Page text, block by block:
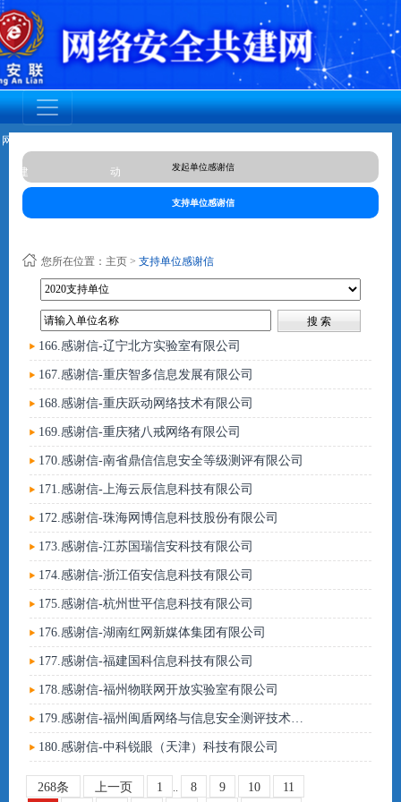
网安联党
建 动 发起单位感谢信
支持单位感谢信
您所在位置： 主页 > 支持单位感谢信
166.感谢信-辽宁北方实验室有限公司
167.感谢信-重庆智多信息发展有限公司
168.感谢信-重庆跃动网络技术有限公司
169.感谢信-重庆猪八戒网络有限公司
170.感谢信-南省鼎信信息安全等级测评有限公司
171.感谢信-上海云辰信息科技有限公司
172.感谢信-珠海网博信息科技股份有限公司
173.感谢信-江苏国瑞信安科技有限公司
174.感谢信-浙江佰安信息科技有限公司
175.感谢信-杭州世平信息科技有限公司
176.感谢信-湖南红网新媒体集团有限公司
177.感谢信-福建国科信息科技有限公司
178.感谢信-福州物联网开放实验室有限公司
179.感谢信-福州闽盾网络与信息安全测评技术有限公司
180.感谢信-中科锐眼（天津）科技有限公司
268条 上一页 1 .. 8 9 10 11